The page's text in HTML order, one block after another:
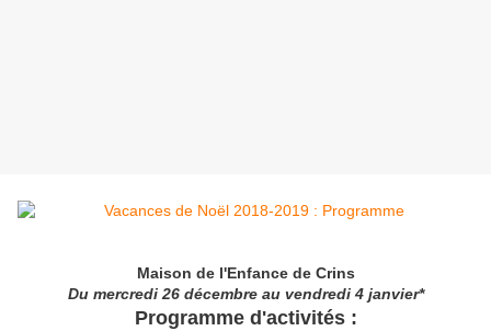
Maison de l'Enfance de Crins
Du mercredi 26 décembre au vendredi 4 janvier*
Programme d'activités :